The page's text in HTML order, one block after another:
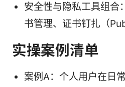
安全性与隐私工具组合
书管理、证书钉扎（
实操案例清单
案例A：个人用户在日